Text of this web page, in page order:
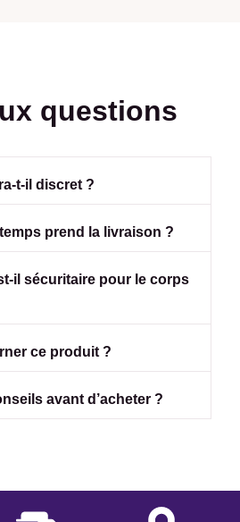
questions
t-il discret ?
prend la livraison ?
il sécuritaire pour le corps
ce produit ?
avant d’acheter ?